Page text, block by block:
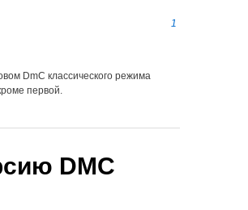
1
DmC классического режима
первой.
DMC